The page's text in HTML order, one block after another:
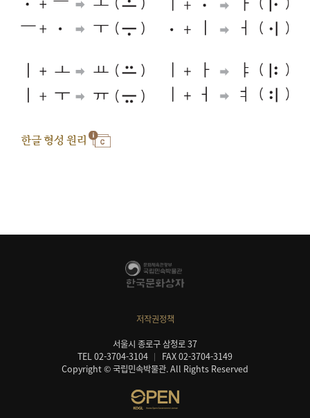
한글 형성 원리
저작권정책
서울시 종로구 삼청로 37
TEL 02-3704-3104
FAX 02-3704-3149
Copyright © 국립민속박물관. All Rights Reserved